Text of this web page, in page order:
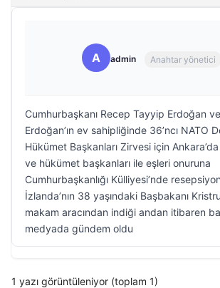
A admin Anahtar yönetici
Cumhurbaşkanı Recep Tayyip Erdoğan
Erdoğan’ın ev sahipliğinde 36’ncı NATO
Hükümet Başkanları Zirvesi için
ve hükümet başkanları ile eşleri onuruna
Cumhurbaşkanlığı Külliyesi’nde
İzlanda’nın 38 yaşındaki Başbakanı
makam aracından indiği andan itibaren
medyada gündem oldu
1 yazı görüntüleniyor (toplam 1)